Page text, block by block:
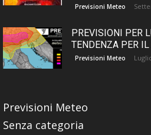
Previsioni Meteo
PREVISIONI PER
TENDENZA PER IL
Previsioni Meteo
Previsioni Meteo
Senza categoria